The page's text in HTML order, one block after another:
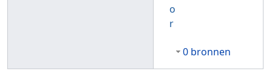
o
r
0 bronnen